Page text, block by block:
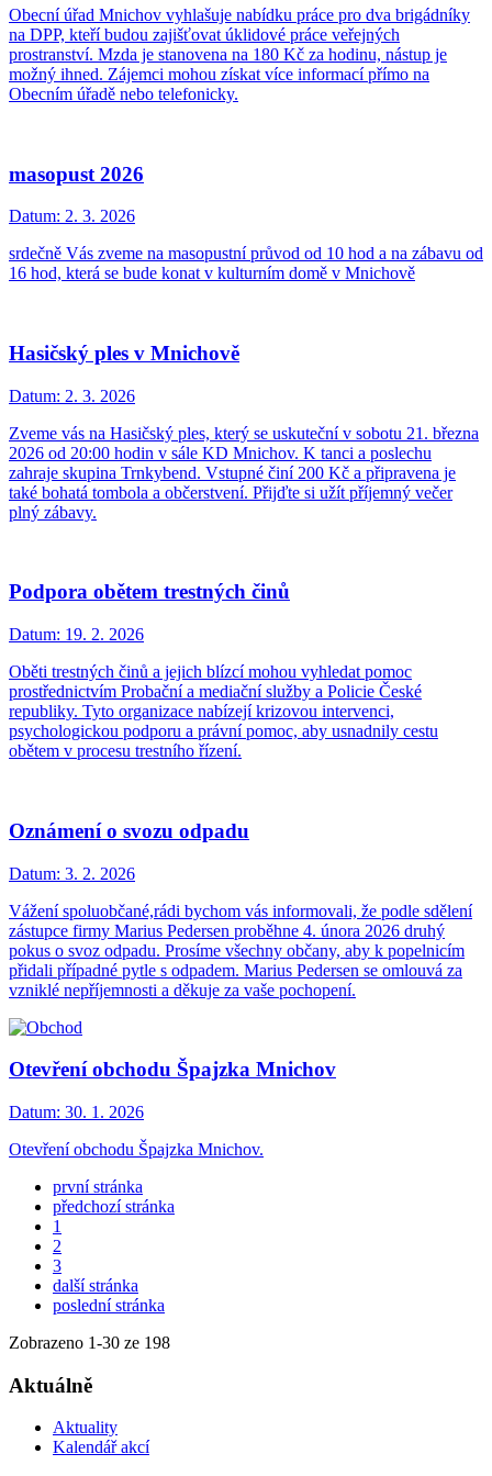
Obecní úřad Mnichov vyhlašuje nabídku práce pro dva brigádníky
na DPP, kteří budou zajišťovat úklidové práce veřejných
prostranství. Mzda je stanovena na 180 Kč za hodinu, nástup je
možný ihned. Zájemci mohou získat více informací přímo na
Obecním úřadě nebo telefonicky.
masopust 2026
Datum: 2. 3. 2026
srdečně Vás zveme na masopustní průvod od 10 hod a na zábavu od
16 hod, která se bude konat v kulturním domě v Mnichově
Hasičský ples v Mnichově
Datum: 2. 3. 2026
Zveme vás na Hasičský ples, který se uskuteční v sobotu 21. března
2026 od 20:00 hodin v sále KD Mnichov. K tanci a poslechu
zahraje skupina Trnkybend. Vstupné činí 200 Kč a připravena je
také bohatá tombola a občerstvení. Přijďte si užít příjemný večer
plný zábavy.
Podpora obětem trestných činů
Datum: 19. 2. 2026
Oběti trestných činů a jejich blízcí mohou vyhledat pomoc
prostřednictvím Probační a mediační služby a Policie České
republiky. Tyto organizace nabízejí krizovou intervenci,
psychologickou podporu a právní pomoc, aby usnadnily cestu
obětem v procesu trestního řízení.
Oznámení o svozu odpadu
Datum: 3. 2. 2026
Vážení spoluobčané,rádi bychom vás informovali, že podle sdělení
zástupce firmy Marius Pedersen proběhne 4. února 2026 druhý
pokus o svoz odpadu. Prosíme všechny občany, aby k popelnicím
přidali případné pytle s odpadem. Marius Pedersen se omlouvá za
vzniklé nepříjemnosti a děkuje za vaše pochopení.
Otevření obchodu Špajzka Mnichov
Datum: 30. 1. 2026
Otevření obchodu Špajzka Mnichov.
první stránka
předchozí stránka
1
2
3
další stránka
poslední stránka
Zobrazeno 1-30 ze 198
Aktuálně
Aktuality
Kalendář akcí